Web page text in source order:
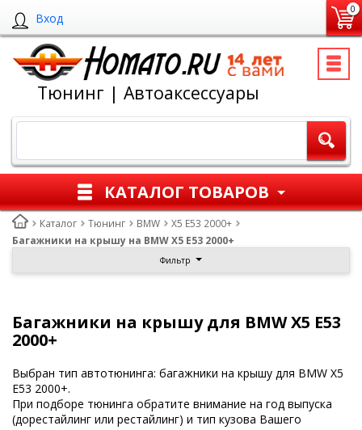
Вход
0
Тюнинг | Автоаксессуары
КАТАЛОГ ТОВАРОВ
Каталог Тюнинг BMW
X5 E53 2000+
Багажники на крышу на BMW X5 E53 2000+
Фильтр
Багажники на крышу для BMW X5 E53
2000+
Выбран тип автотюнинга: багажники на крышу для BMW X5
E53 2000+.
При подборе тюнинга обратите внимание на год выпуска
(дорестайлинг или рестайлинг) и тип кузова Вашего